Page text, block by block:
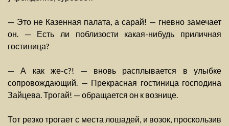
— Это не Казенная палата, а сарай! — гневно замечает
он. — Есть ли поблизости какая-нибудь приличная
гостиница?
— А как же-с?! — вновь расплывается в улыбке
сопровождающий. — Прекрасная гостиница господина
Зайцева. Трогай! — обращается он к вознице.
Тот резко трогает с места лошадей, и возок, проскользив